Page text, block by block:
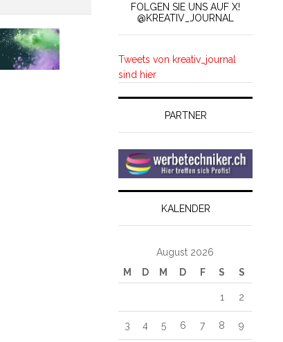
FOLGEN SIE UNS AUF X!
@KREATIV_JOURNAL
Tweets von kreativ_journal
sind hier
PARTNER
KALENDER
August 2026
M
D M D F S S
1 2
3 4 5 6 7 8 9